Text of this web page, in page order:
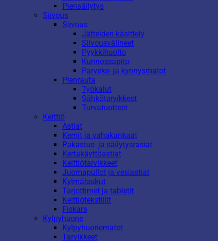
Piensäilytys
Siivous
Siivous
Jätteiden käsittely
Siivousvälineet
Pyykkihuolto
Kunnossapito
Parveke- ja kynnysmatot
Pienrauta
Työkalut
Sähkötarvikkeet
Turvatuotteet
Keittiö
Astiat
Kernit ja vahakankaat
Pakastus- ja säilytysrasiat
Kertakäyttöastiat
Keittiötarvikkeet
Juomapullot ja vesiastiat
Kylmälaukut
Tarjottimet ja tabletit
Keittiötekstiilit
Fiskars
Kylpyhuone
Kylpyhuonematot
Tarvikkeet